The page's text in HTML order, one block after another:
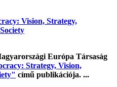
Vision, Strategy,
Európa Társaság
Strategy, Vision,
című publikációja. ...